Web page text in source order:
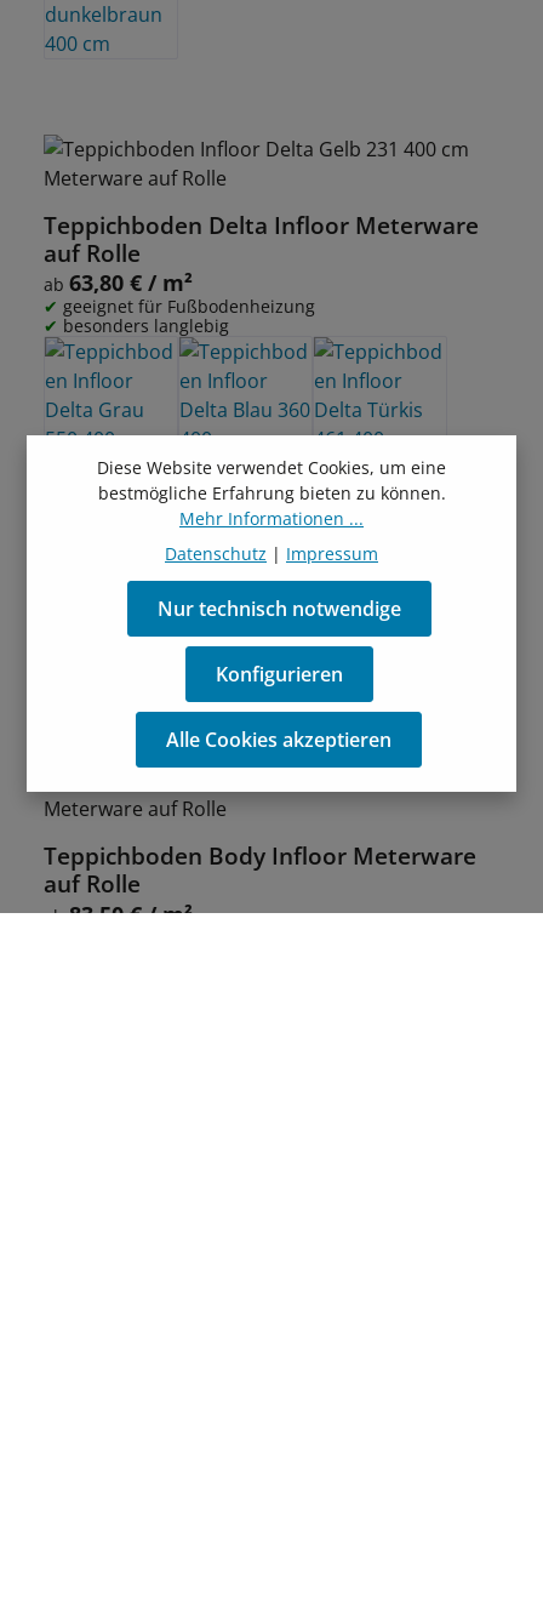
Teppichboden Delta Infloor Meterware
auf Rolle
Regulärer Preis:
ab 63,80 € / m²
geeignet für Fußbodenheizung
besonders langlebig
Teppichboden Body Infloor Meterware
auf Rolle
Regulärer Preis:
ab83,50 € / m²
Diese Website verwendet Cookies, um eine
bestmögliche Erfahrung bieten zu können.
Mehr Informationen ...
Datenschutz | Impressum
Nur technisch notwendige
Konfigurieren
Alle Cookies akzeptieren